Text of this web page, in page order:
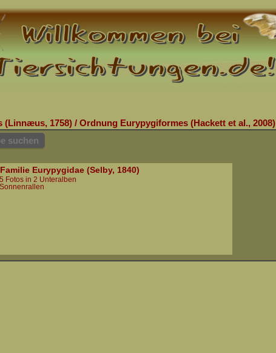
(Linnæus, 1758) / Ordnung Eurypygiformes (Hackett et al., 2008)
suchen
Familie Eurypygidae (Selby, 1840)
5 Fotos in 2 Unteralben
Sonnenrallen